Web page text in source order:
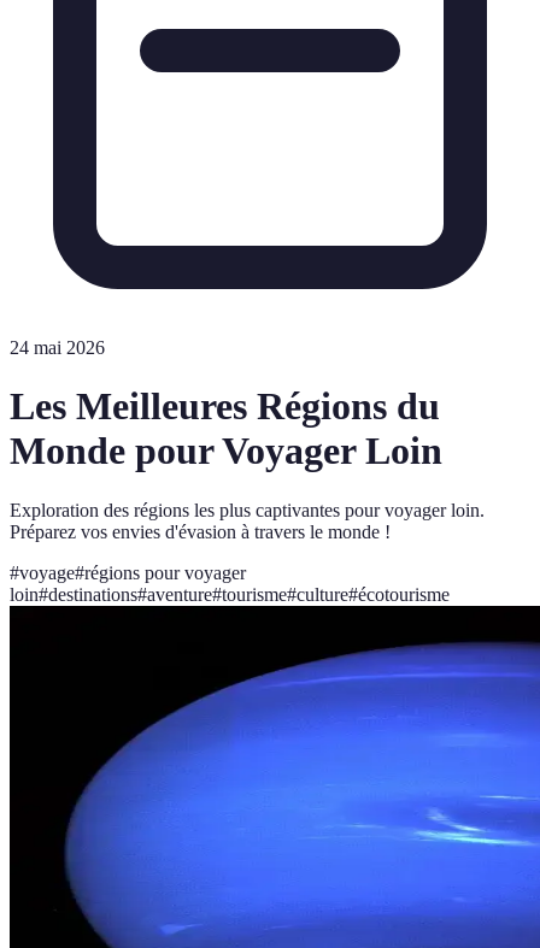
24 mai 2026
Les Meilleures Régions du
Monde pour Voyager Loin
Exploration des régions les plus captivantes pour voyager loin.
Préparez vos envies d'évasion à travers le monde !
#voyage#régions pour voyager
loin#destinations#aventure#tourisme#culture#écotourisme